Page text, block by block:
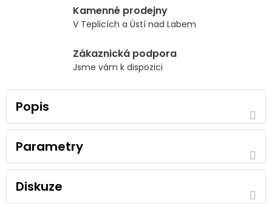
Kamenné prodejny
V Teplicích a Ústí nad Labem
Zákaznická podpora
Jsme vám k dispozici
Popis
Parametry
Diskuze